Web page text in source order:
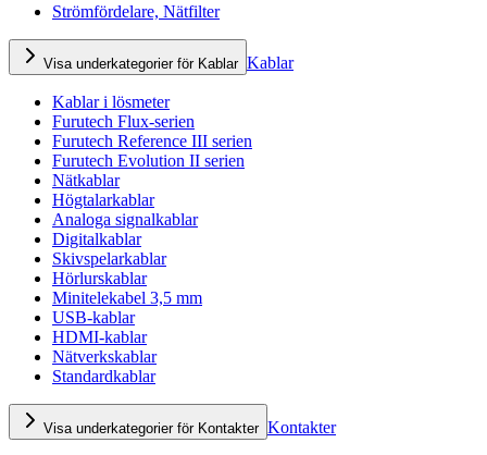
Strömfördelare, Nätfilter
Visa underkategorier för Kablar Kablar
Kablar i lösmeter
Furutech Flux-serien
Furutech Reference III serien
Furutech Evolution II serien
Nätkablar
Högtalarkablar
Analoga signalkablar
Digitalkablar
Skivspelarkablar
Hörlurskablar
Minitelekabel 3,5 mm
USB-kablar
HDMI-kablar
Nätverkskablar
Standardkablar
Visa underkategorier för Kontakter Kontakter